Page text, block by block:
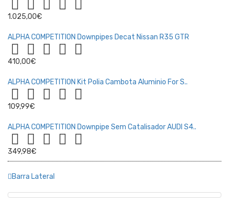
1.025,00€
ALPHA COMPETITION Downpipes Decat Nissan R35 GTR
410,00€
ALPHA COMPETITION Kit Polia Cambota Aluminio For S..
109,99€
ALPHA COMPETITION Downpipe Sem Catalisador AUDI S4..
349,98€
Barra Lateral